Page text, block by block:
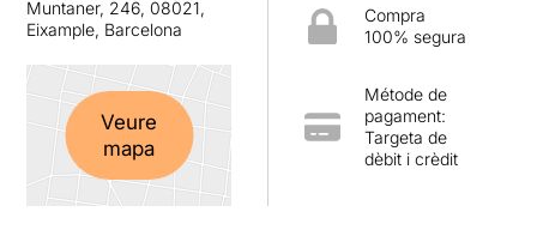
Muntaner, 246, 08021,
Eixample, Barcelona
Veure
mapa
Compra
100% segura
Métode de
pagament:
Targeta de
dèbit i crèdit